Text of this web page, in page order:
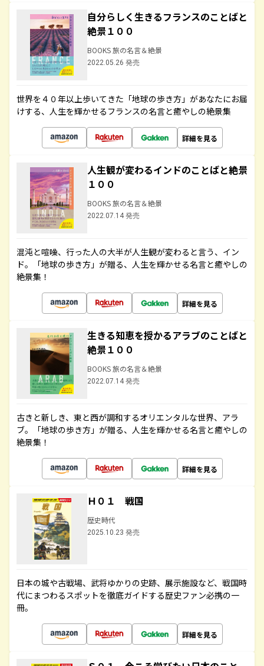
自分らしく生きるフランスのことばと
絶景１００
BOOKS 旅の名言＆絶景
2022.05.26 発売
世界を４０年以上歩いてきた「地球の歩き方」があなたにお届
けする、人生を輝かせるフランスの名言と癒やしの絶景集
詳細を見る
人生観が変わるインドのことばと絶景
１００
BOOKS 旅の名言＆絶景
2022.07.14 発売
混沌と喧噪、行った人の大半が人生観が変わると言う、イン
ド。「地球の歩き方」が贈る、人生を輝かせる名言と癒やしの
絶景集！
詳細を見る
生きる知恵を授かるアラブのことばと
絶景１００
BOOKS 旅の名言＆絶景
2022.07.14 発売
古きと新しき、東と西が調和するオリエンタルな世界、アラ
ブ。「地球の歩き方」が贈る、人生を輝かせる名言と癒やしの
絶景集！
詳細を見る
Ｈ０１ 戦国
歴史時代
2025.10.23 発売
日本の城や古戦場、武将ゆかりの史跡、展示施設など、戦国時
代にまつわるスポットを徹底ガイドする歴史ファン必携の一
冊。
詳細を見る